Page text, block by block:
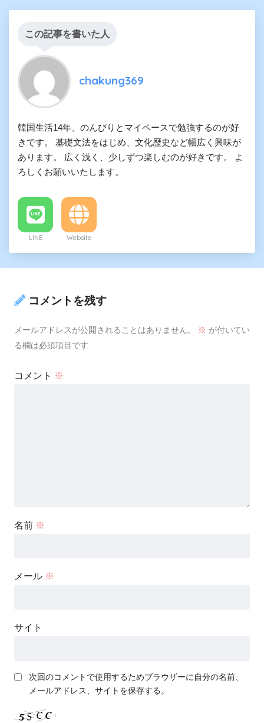
この記事を書いた人
chakung369
韓国生活14年、のんびりとマイペースで勉強するのが好
きです。 基礎文法をはじめ、文化歴史など幅広く興味が
あります。 広く浅く、少しずつ楽しむのが好きです。 よ
ろしくお願いいたします。
LINE Website
コメントを残す
メールアドレスが公開されることはありません。 ※ が付いてい
る欄は必須項目です
コメント ※
名前 ※
メール ※
サイト
次回のコメントで使用するためブラウザーに自分の名前、
メールアドレス、サイトを保存する。